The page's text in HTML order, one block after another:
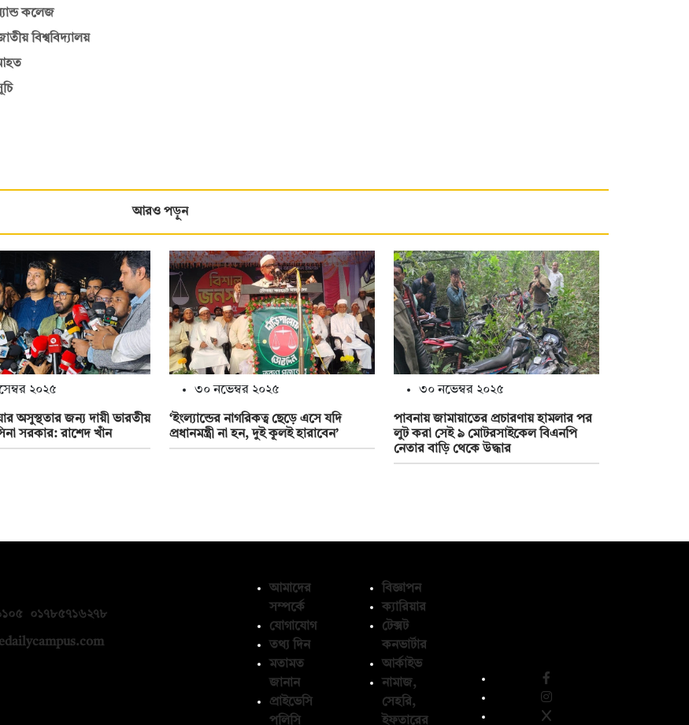
কলেজ
বিশ্ববিদ্যালয়
আরও পড়ুন
২০২৫
অসুস্থতার জন্য দায়ী ভারতীয়
সরকার: রাশেদ খাঁন
৩০ নভেম্বর ২০২৫
‘ইংল্যান্ডের নাগরিকত্ব ছেড়ে এসে যদি
প্রধানমন্ত্রী না হন, দুই কূলই হারাবেন’
৩০ নভেম্বর ২০২৫
পাবনায় জামায়াতের প্রচারণায় হামলার পর
লুট করা সেই ৯ মোটরসাইকেল বিএনপি
নেতার বাড়ি থেকে উদ্ধার
০১৭৮৫৭১৬২৭৮
আমাদের
সম্পর্কে
যোগাযোগ
তথ্য দিন
মতামত
জানান
প্রাইভেসি
পলিসি
বিজ্ঞাপন
ক্যারিয়ার
টেক্সট
কনভার্টার
আর্কাইভ
নামাজ,
সেহরি,
ইফতারের